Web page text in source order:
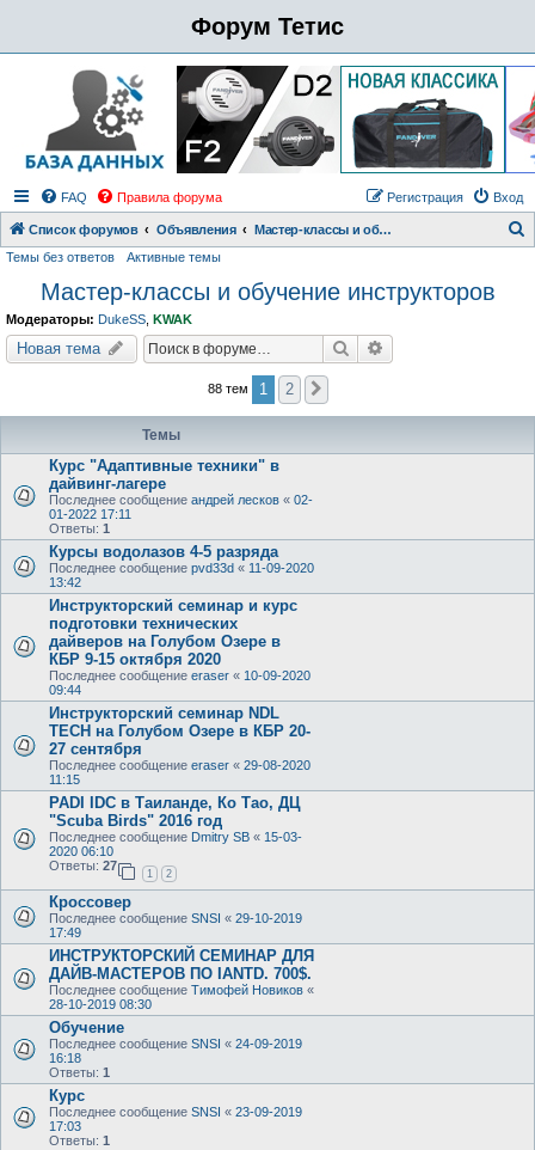
Форум Тетис
FAQ Правила форума Вход
Регистрация
Список форумов Объявления Мастер-классы и обучение инструкторов
Темы без ответов Активные темы
Мастер-классы и обучение инструкторов
Модераторы: DukeSS KWAK
Новая тема Поиск
88 тем 1 2
Темы
Курс "Адаптивные техники" в
дайвинг-лагере
Последнее сообщение андрей лесков « 02-
01-2022 17:11
Ответы: 1
Курсы водолазов 4-5 разряда
Последнее сообщение pvd33d « 11-09-2020
13:42
Инструкторский семинар и курс
подготовки технических
дайверов на Голубом Озере в
КБР 9-15 октября 2020
Последнее сообщение eraser « 10-09-2020
09:44
Инструкторский семинар NDL
TECH на Голубом Озере в КБР 20-
27 сентября
Последнее сообщение eraser « 29-08-2020
11:15
PADI IDC в Таиланде, Ко Тао, ДЦ
"Scuba Birds" 2016 год
Последнее сообщение Dmitry SB « 15-03-
2020 06:10
Ответы: 27
1 2
Кроссовер
Последнее сообщение SNSI « 29-10-2019
17:49
ИНСТРУКТОРСКИЙ СЕМИНАР ДЛЯ
ДАЙВ-МАСТЕРОВ ПО IANTD. 700$.
Последнее сообщение Тимофей Новиков «
28-10-2019 08:30
Обучение
Последнее сообщение SNSI « 24-09-2019
16:18
Ответы: 1
Курс
Последнее сообщение SNSI « 23-09-2019
17:03
Ответы: 1